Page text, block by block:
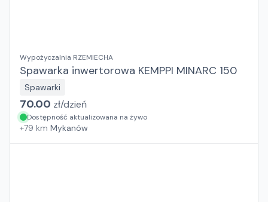
Wypożyczalnia RZEMIECHA
Spawarka inwertorowa KEMPPI MINARC 150
Spawarki
70.00 zł/dzień
Dostępność aktualizowana na żywo
+79 km Mykanów